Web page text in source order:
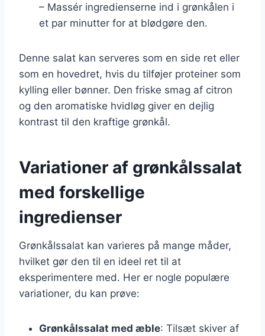
– Massér ingredienserne ind i grønkålen i
et par minutter for at blødgøre den.
Denne salat kan serveres som en side ret eller
som en hovedret, hvis du tilføjer proteiner som
kylling eller bønner. Den friske smag af citron
og den aromatiske hvidløg giver en dejlig
kontrast til den kraftige grønkål.
Variationer af grønkålssalat
med forskellige
ingredienser
Grønkålssalat kan varieres på mange måder,
hvilket gør den til en ideel ret til at
eksperimentere med. Her er nogle populære
variationer, du kan prøve:
Grønkålssalat med æble: Tilsæt skiver af